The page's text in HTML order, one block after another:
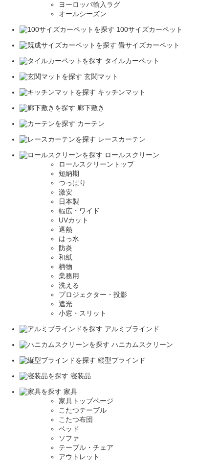
ヨーロッパ輸入ラグ
オールシーズン
100サイズカーペット
畳サイズカーペット
タイルカーペット
玄関マット
キッチンマット
廊下敷き
カーテン
レースカーテン
ロールスクリーン
ロールスクリーントップ
短納期
つっぱり
激安
日本製
幅広・ワイド
UVカット
遮熱
はっ水
防炎
和紙
柄物
業務用
洗える
プロジェクター・投影
遮光
小窓・スリット
アルミブラインド
ハニカムスクリーン
縦型ブラインド
寝装品
家具
家具トップページ
こたつテーブル
こたつ布団
ベッド
ソファ
テーブル・チェア
アウトレット